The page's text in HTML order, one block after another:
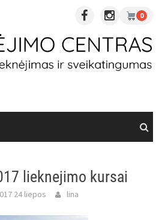
0
lieknejimo kursai
24 liepos lina